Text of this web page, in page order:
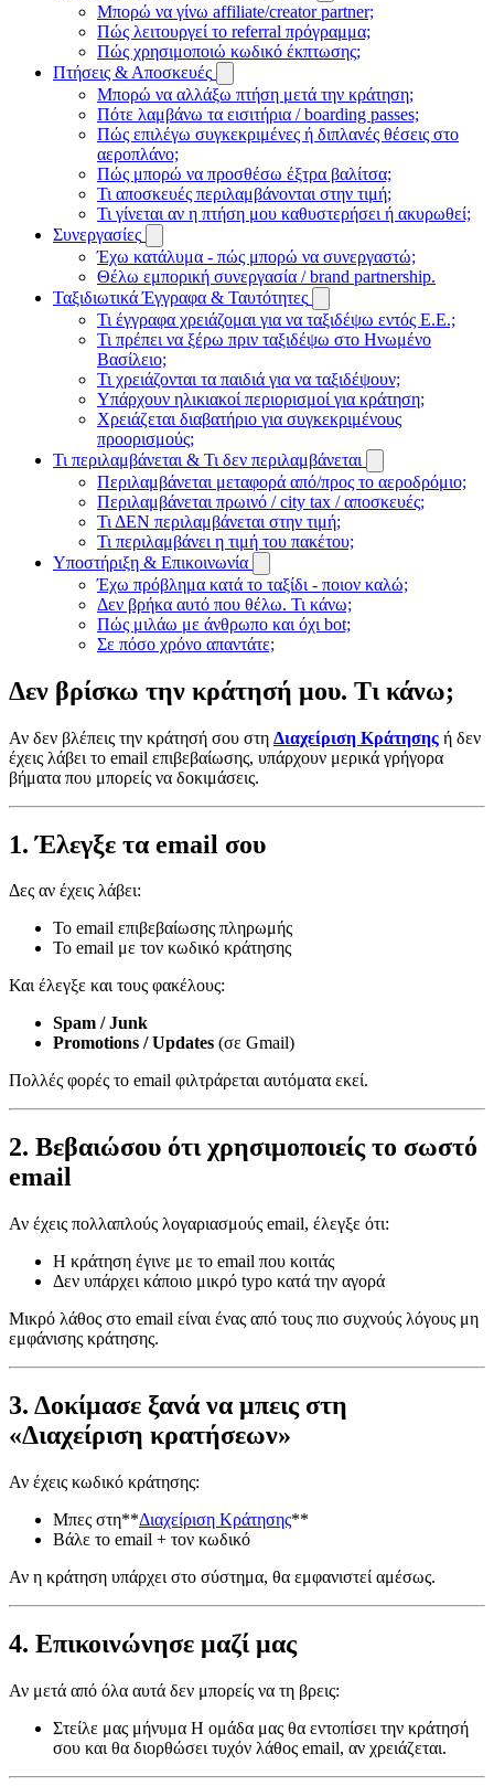
Μπορώ να γίνω affiliate/creator partner;
Πώς λειτουργεί το referral πρόγραμμα;
Πώς χρησιμοποιώ κωδικό έκπτωσης;
Πτήσεις & Αποσκευές
Μπορώ να αλλάξω πτήση μετά την κράτηση;
Πότε λαμβάνω τα εισιτήρια / boarding passes;
Πώς επιλέγω συγκεκριμένες ή διπλανές θέσεις στο
αεροπλάνο;
Πώς μπορώ να προσθέσω έξτρα βαλίτσα;
Τι αποσκευές περιλαμβάνονται στην τιμή;
Τι γίνεται αν η πτήση μου καθυστερήσει ή ακυρωθεί;
Συνεργασίες
Έχω κατάλυμα - πώς μπορώ να συνεργαστώ;
Θέλω εμπορική συνεργασία / brand partnership.
Ταξιδιωτικά Έγγραφα & Ταυτότητες
Τι έγγραφα χρειάζομαι για να ταξιδέψω εντός Ε.Ε.;
Τι πρέπει να ξέρω πριν ταξιδέψω στο Ηνωμένο
Βασίλειο;
Τι χρειάζονται τα παιδιά για να ταξιδέψουν;
Υπάρχουν ηλικιακοί περιορισμοί για κράτηση;
Χρειάζεται διαβατήριο για συγκεκριμένους
προορισμούς;
Τι περιλαμβάνεται & Τι δεν περιλαμβάνεται
Περιλαμβάνεται μεταφορά από/προς το αεροδρόμιο;
Περιλαμβάνεται πρωινό / city tax / αποσκευές;
Τι ΔΕΝ περιλαμβάνεται στην τιμή;
Τι περιλαμβάνει η τιμή του πακέτου;
Υποστήριξη & Επικοινωνία
Έχω πρόβλημα κατά το ταξίδι - ποιον καλώ;
Δεν βρήκα αυτό που θέλω. Τι κάνω;
Πώς μιλάω με άνθρωπο και όχι bot;
Σε πόσο χρόνο απαντάτε;
Δεν βρίσκω την κράτησή μου. Τι κάνω;
Αν δεν βλέπεις την κράτησή σου στη Διαχείριση Κράτησης ή δεν
έχεις λάβει το email επιβεβαίωσης, υπάρχουν μερικά γρήγορα
βήματα που μπορείς να δοκιμάσεις.
1. Έλεγξε τα email σου
Δες αν έχεις λάβει:
Το email επιβεβαίωσης πληρωμής
Το email με τον κωδικό κράτησης
Και έλεγξε και τους φακέλους:
Spam / Junk
Promotions / Updates (σε Gmail)
Πολλές φορές το email φιλτράρεται αυτόματα εκεί.
2. Βεβαιώσου ότι χρησιμοποιείς το σωστό
email
Αν έχεις πολλαπλούς λογαριασμούς email, έλεγξε ότι:
Η κράτηση έγινε με το email που κοιτάς
Δεν υπάρχει κάποιο μικρό typo κατά την αγορά
Μικρό λάθος στο email είναι ένας από τους πιο συχνούς λόγους μη
εμφάνισης κράτησης.
3. Δοκίμασε ξανά να μπεις στη
«Διαχείριση κρατήσεων»
Αν έχεις κωδικό κράτησης:
Μπες στη**Διαχείριση Κράτησης**
Βάλε το email + τον κωδικό
Αν η κράτηση υπάρχει στο σύστημα, θα εμφανιστεί αμέσως.
4. Επικοινώνησε μαζί μας
Αν μετά από όλα αυτά δεν μπορείς να τη βρεις:
Στείλε μας μήνυμα Η ομάδα μας θα εντοπίσει την κράτησή
σου και θα διορθώσει τυχόν λάθος email, αν χρειάζεται.